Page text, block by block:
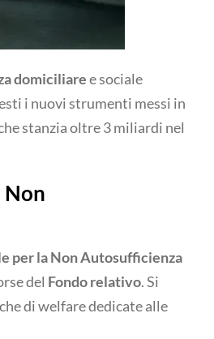
domiciliaree sociale
i nuovi strumenti messi in
stanzia oltre 3 miliardi nel
Non
per la Non Autosufficienza
del Fondo relativo.Si
di welfare dedicate alle